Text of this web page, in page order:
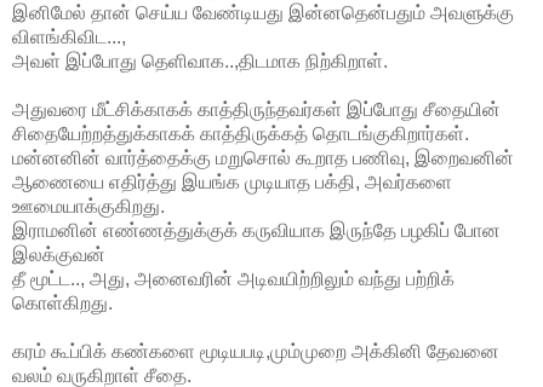
இனிமேல் தான் செய்ய வேண்டியது இன்னதென்பதும் அவளுக்கு
விளங்கிவிட...,
அவள் இப்போது தெளிவாக..,திடமாக நிற்கிறாள்.
அதுவரை மீட்சிக்காகக் காத்திருந்தவர்கள் இப்போது சீதையின்
சிதையேற்றத்துக்காகக் காத்திருக்கத் தொடங்குகிறார்கள்.
மன்னனின் வார்த்தைக்கு மறுசொல் கூறாத பணிவு, இறைவனின்
ஆணையை எதிர்த்து இயங்க முடியாத பக்தி, அவர்களை
ஊமையாக்குகிறது.
இராமனின் எண்ணத்துக்குக் கருவியாக இருந்தே பழகிப் போன
இலக்குவன்
தீ மூட்ட.., அது, அனைவரின் அடிவயிற்றிலும் வந்து பற்றிக்
கொள்கிறது.
கரம் கூப்பிக் கண்களை மூடியபடி,மும்முறை அக்கினி தேவனை
வலம் வருகிறாள் சீதை.